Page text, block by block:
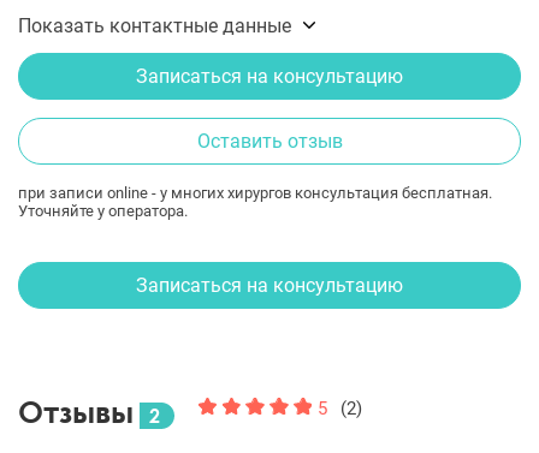
Показать контактные данные
Записаться на консультацию
Оставить отзыв
при записи online - у многих хирургов консультация бесплатная.
Уточняйте у оператора.
Записаться на консультацию
Отзывы 2 5 (2)